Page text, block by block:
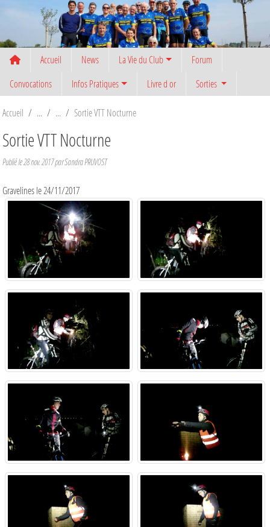
Accueil News La Vie du Club
Forum
Convocations
Infos Pratiques Livre d or Sorties
Accueil Sortie VTT Nocturne
Sortie VTT Nocturne
Publié le28 nov. 2017parSandra PRUVOST
Gravelines le 24/11/2017
Panneau de gestion des cookies